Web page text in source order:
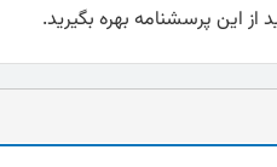
از این پرسشنامه بهره بگیرید.